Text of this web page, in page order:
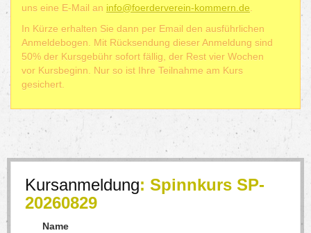
uns eine E-Mail an info@foerderverein-kommern.de
In Kürze erhalten Sie dann per Email den ausführlichen
Anmeldebogen. Mit Rücksendung dieser Anmeldung sind
50% der Kursgebühr sofort fällig, der Rest vier Wochen
vor Kursbeginn. Nur so ist Ihre Teilnahme am Kurs
gesichert.
Kursanmeldung: Spinnkurs SP-
20260829
Name